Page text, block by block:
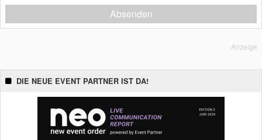
Absenden
Anzeige
DIE NEUE EVENT PARTNER IST DA!